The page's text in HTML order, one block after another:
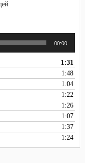
00:00
1:31
1:48
1:04
1:22
1:26
1:07
1:37
1:24